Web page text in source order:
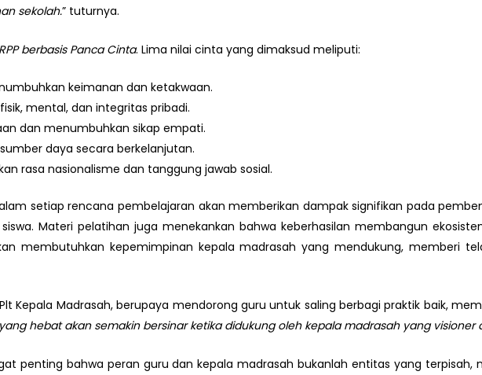
sekolah.” tuturnya.
RPP berbasis Panca Cinta. Lima nilai cinta yang dimaksud meliputi:
keimanan dan ketakwaan.
mental, dan integritas pribadi.
dan menumbuhkan sikap empati.
daya secara berkelanjutan.
rasa nasionalisme dan tanggung jawab sosial.
setiap rencana pembelajaran akan memberikan dampak signifikan pada
Materi pelatihan juga menekankan bahwa keberhasilan membangun
membutuhkan kepemimpinan kepala madrasah yang mendukung, memberi
Kepala Madrasah, berupaya mendorong guru untuk saling berbagi praktik baik,
hebat akan semakin bersinar ketika didukung oleh kepala madrasah yang visioner
penting bahwa peran guru dan kepala madrasah bukanlah entitas yang terpisah,